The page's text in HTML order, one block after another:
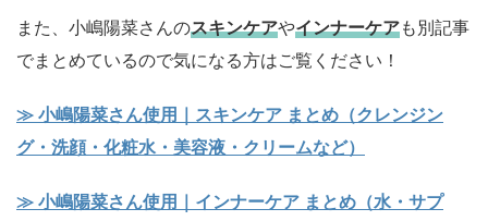
また、小嶋陽菜さんのスキンケアやインナーケアも別記事
でまとめているので気になる方はご覧ください！
≫ 小嶋陽菜さん使用｜スキンケア まとめ（クレンジン
グ・洗顔・化粧水・美容液・クリームなど）
≫ 小嶋陽菜さん使用｜インナーケア まとめ（水・サプ